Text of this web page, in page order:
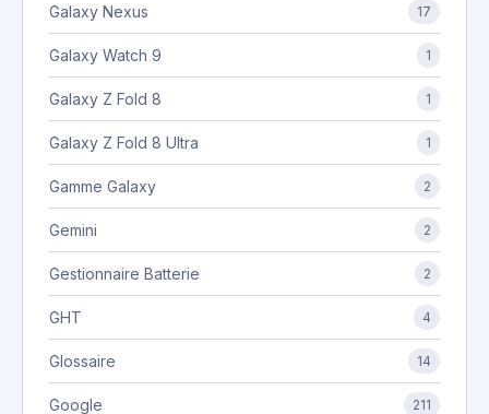
Galaxy Nexus 17
Galaxy Watch 9 1
Galaxy Z Fold 8 1
Galaxy Z Fold 8 Ultra 1
Gamme Galaxy 2
Gemini 2
Gestionnaire Batterie 2
GHT 4
Glossaire 14
Google 211